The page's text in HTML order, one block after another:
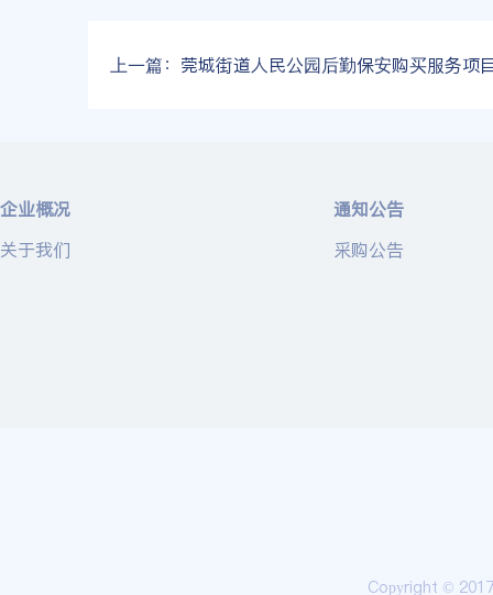
上一篇： 莞城街道人民公园后勤保安购买服务项目结果
企业概况
关于我们
通知公告
采购公告
Copyright ©